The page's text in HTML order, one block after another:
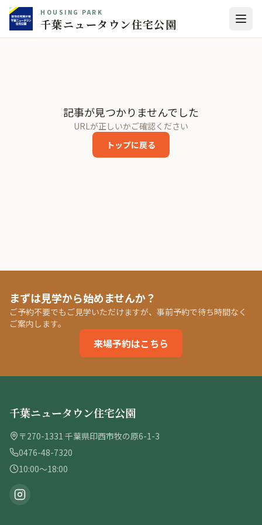
HOUSING PARK
千葉ニュータウン住宅公園
記事が見つかりませんでした
URLが正しいかご確認ください
トップに戻る
まずは見学から始めませんか？
ご予約不要でもご見学いただけますが、事前予約で待ち時間なく
ご案内します。
来場予約はこちら
千葉ニュータウン住宅公園
〒270-1331 千葉県印西市牧の原6-1-3
0476-48-7320
10:00〜18:00